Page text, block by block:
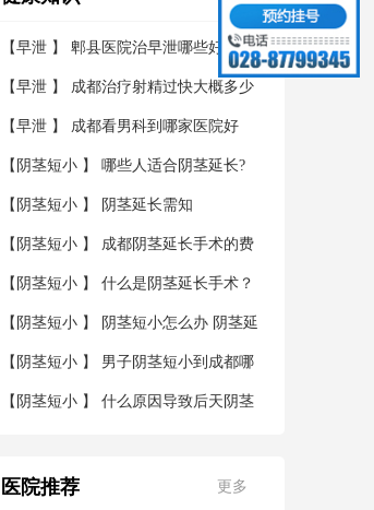
【早泄 】 郫县医院治早泄哪些好
【早泄 】 成都治疗射精过快大概多少
钱
【早泄 】 成都看男科到哪家医院好
【 阴茎短小 】 哪些人适合阴茎延长?
【 阴茎短小 】 阴茎延长需知
【 阴茎短小 】 成都阴茎延长手术的费
用？
【 阴茎短小 】 什么是阴茎延长手术？
【 阴茎短小 】 阴茎短小怎么办 阴茎延
长术帮您解决烦恼
【 阴茎短小 】 男子阴茎短小到成都哪
家医院看好
【 阴茎短小 】 什么原因导致后天阴茎
医院推荐 更多